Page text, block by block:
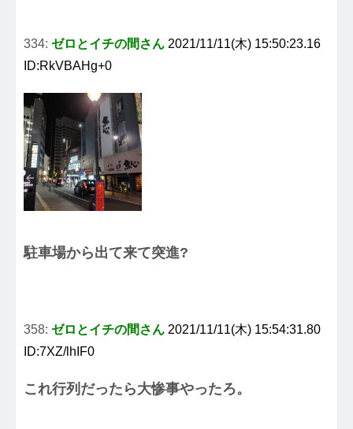
334: ゼロとイチの間さん 2021/11/11(木) 15:50:23.16
ID:RkVBAHg+0
駐車場から出て来て突進?
358: ゼロとイチの間さん 2021/11/11(木) 15:54:31.80
ID:7XZ/lhIF0
これ行列だったら大惨事やったろ。